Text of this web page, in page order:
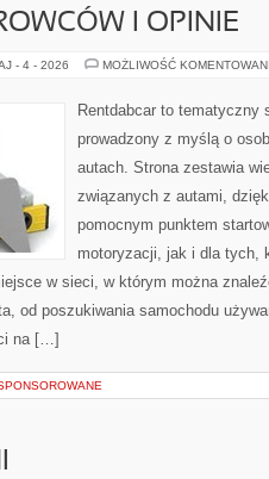
I OPINIE
- 4 - 2026 MOŻLIWOŚĆ
Rentdabcar to tematyczny
prowadzony z myślą o
autach. Strona zestawia
związanych z autami,
pomocnym punktem
motoryzacji, jak i dla tych,
w sieci, w którym można
od poszukiwania samochodu
na […]